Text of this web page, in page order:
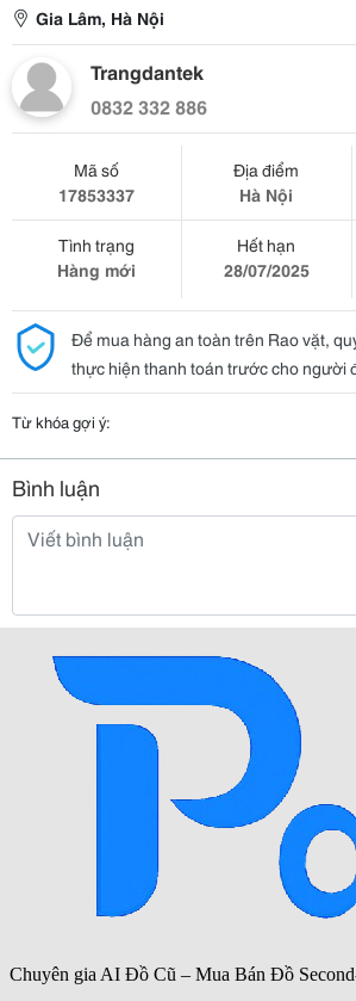
Gia Lâm, Hà Nội
Trangdantek
0832 332 886
Mã số
17853337
Địa điểm
Hà Nội
Tình trạng
Hàng mới
Hết hạn
28/07/2025
Để mua hàng an toàn trên Rao vặt,
thực hiện thanh toán trước cho người
Từ khóa gợi ý:
Bình luận